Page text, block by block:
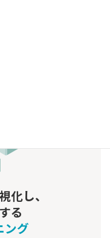
化し、
る
ング